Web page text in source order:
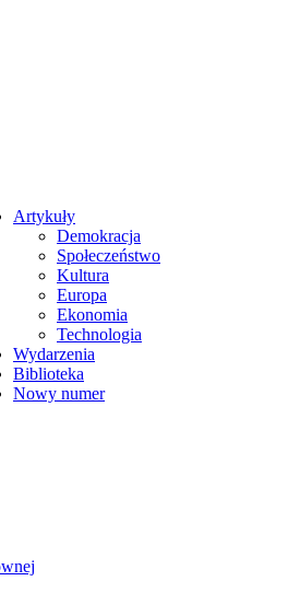
Artykuły
Demokracja
Społeczeństwo
Kultura
Europa
Ekonomia
Technologia
Wydarzenia
Biblioteka
Nowy numer